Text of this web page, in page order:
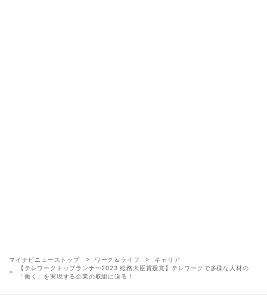
マイナビニューストップ ワーク＆ライフ
キャリア
【テレワークトップランナー2023 総務大臣賞授賞】テレワークで多様な人材の
「働く」を実現する企業の取組に迫る！